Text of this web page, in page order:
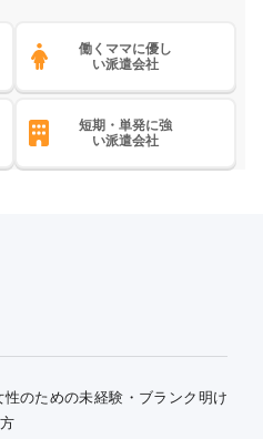
働くママに優し
い派遣会社
短期・単発に強
い派遣会社
のための未経験・ブランク明け